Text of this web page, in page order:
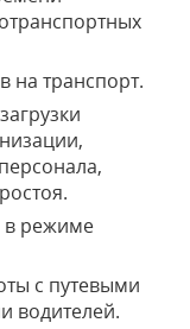
на транспорт.
в режиме
с путевыми
водителей.